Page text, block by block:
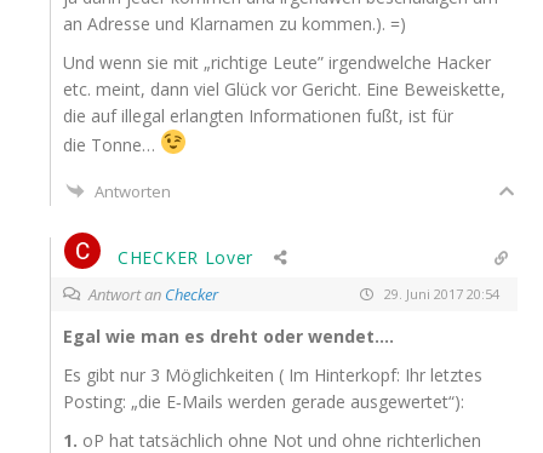
an Adres­se und Klar­na­men zu kommen.). =)
Und wenn sie mit „rich­ti­ge Leu­te” irgend­wel­che Hacker
etc. meint, dann viel Glück vor Gericht. Eine Beweis­ket­te,
die auf ille­gal erlang­ten Infor­ma­tio­nen fußt, ist für
die Tonne…
Antworten
CHECKER Lover
Antwort an Checker 29. Juni 2017 20:54
Egal wie man es dreht oder wendet….
Es gibt nur 3 Mög­lich­kei­ten ( Im Hin­ter­kopf: Ihr letz­tes
Pos­ting: „die E‑Mails wer­den gera­de ausgewertet“):
1. oP hat tat­säch­lich ohne Not und ohne rich­ter­li­chen